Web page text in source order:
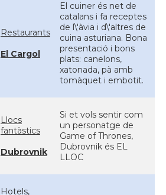
Restaurants
El Cargol
El cuiner és net de
catalans i fa receptes
de l\'àvia i d\'altres de
cuina asturiana. Bona
presentació i bons
plats: canelons,
xatonada, pà amb
tomàquet i embotit.
Llocs
fantàstics
Dubrovnik
Si et vols sentir com
un personatge de
Game of Thrones,
Dubrovnik és EL
LLOC
Hotels,